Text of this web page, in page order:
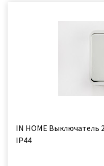
IN HOME Выключатель
IP44